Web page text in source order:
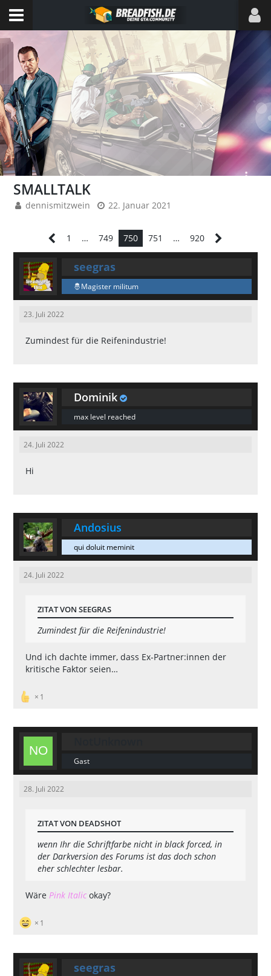
SMALLTALK
dennismitzwein 22. Januar 2021
1 … 749 750 751 … 920
seegras
Magister militum
23. Juli 2022
Zumindest für die Reifenindustrie!
Dominik
max level reached
24. Juli 2022
Hi
Andosius
qui doluit meminit
24. Juli 2022
ZITAT VON SEEGRAS
Zumindest für die Reifenindustrie!
Und ich dachte immer, dass Ex-Partner:innen der
kritische Faktor seien…
1
Gast
28. Juli 2022
ZITAT VON DEADSHOT
wenn Ihr die Schriftfarbe nicht in black forced, in
der Darkversion des Forums ist das doch schon
eher schlechter lesbar.
WärePink Italicokay?
1
seegras